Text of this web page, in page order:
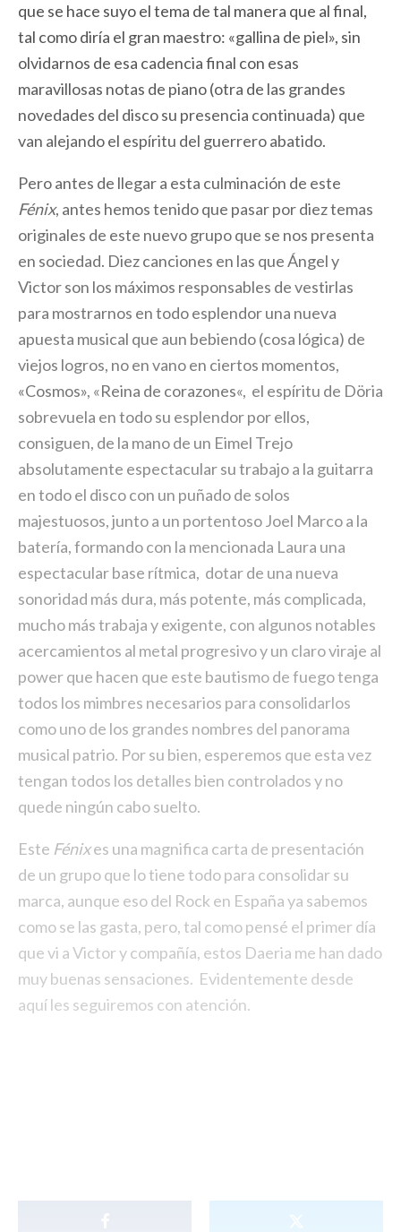
que se hace suyo el tema de tal manera que al final,
tal como diría el gran maestro: «gallina de piel», sin
olvidarnos de esa cadencia final con esas
maravillosas notas de piano (otra de las grandes
novedades del disco su presencia continuada) que
van alejando el espíritu del guerrero abatido.
Pero antes de llegar a esta culminación de este
Fénix, antes hemos tenido que pasar por diez temas
originales de este nuevo grupo que se nos presenta
en sociedad. Diez canciones en las que Ángel y
Victor son los máximos responsables de vestirlas
para mostrarnos en todo esplendor una nueva
apuesta musical que aun bebiendo (cosa lógica) de
viejos logros, no en vano en ciertos momentos,
«Cosmos», «Reina de corazones«, el espíritu de Döria
sobrevuela en todo su esplendor por ellos,
consiguen, de la mano de un Eimel Trejo
absolutamente espectacular su trabajo a la guitarra
en todo el disco con un puñado de solos
majestuosos, junto a un portentoso Joel Marco a la
batería, formando con la mencionada Laura una
espectacular base rítmica, dotar de una nueva
sonoridad más dura, más potente, más complicada,
mucho más trabaja y exigente, con algunos notables
acercamientos al metal progresivo y un claro viraje al
power que hacen que este bautismo de fuego tenga
todos los mimbres necesarios para consolidarlos
como uno de los grandes nombres del panorama
musical patrio. Por su bien, esperemos que esta vez
tengan todos los detalles bien controlados y no
quede ningún cabo suelto.
Este Fénixes una magnifica carta de presentación
de un grupo que lo tiene todo para consolidar su
marca, aunque eso del Rock en España ya sabemos
como se las gasta, pero, tal como pensé el primer día
que vi a Victor y compañía, estos Daeria me han dado
muy buenas sensaciones. Evidentemente desde
aquí les seguiremos con atención.